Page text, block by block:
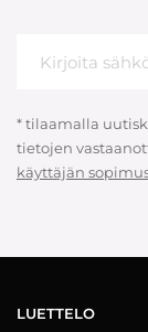
* tilaamalla
tietojen
käyttäjän
LUETTELO